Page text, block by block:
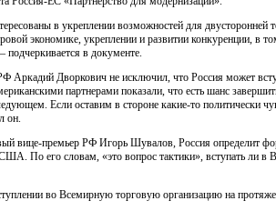
в укреплении возможностей для двусторонней
экономике, укреплении и развитии конкуренции, в
в документе.
Аркадий Дворкович не исключил, что Россия может
партнерами показали, что есть шанс
Если оставим в стороне какие-то политически
он.
вице-премьер РФ Игорь Шувалов, Россия определит
По его словам, «это вопрос тактики», вступать ли в
во Всемирную торговую организацию на